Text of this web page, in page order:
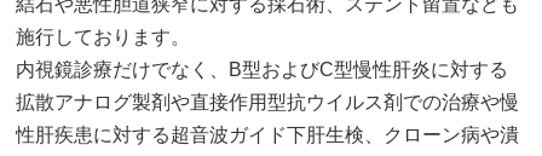
結石や悪性胆道狭窄に対する採石術、ステント留置なども
施行しております。
内視鏡診療だけでなく、B型およびC型慢性肝炎に対する
拡散アナログ製剤や直接作用型抗ウイルス剤での治療や慢
性肝疾患に対する超音波ガイド下肝生検、クローン病や潰